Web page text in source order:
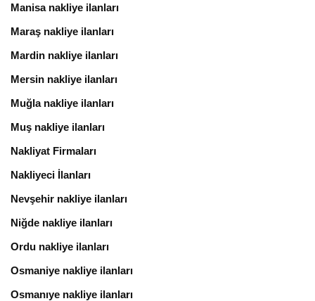
Manisa nakliye ilanları
Maraş nakliye ilanları
Mardin nakliye ilanları
Mersin nakliye ilanları
Muğla nakliye ilanları
Muş nakliye ilanları
Nakliyat Firmaları
Nakliyeci İlanları
Nevşehir nakliye ilanları
Niğde nakliye ilanları
Ordu nakliye ilanları
Osmaniye nakliye ilanları
Osmanıye nakliye ilanları